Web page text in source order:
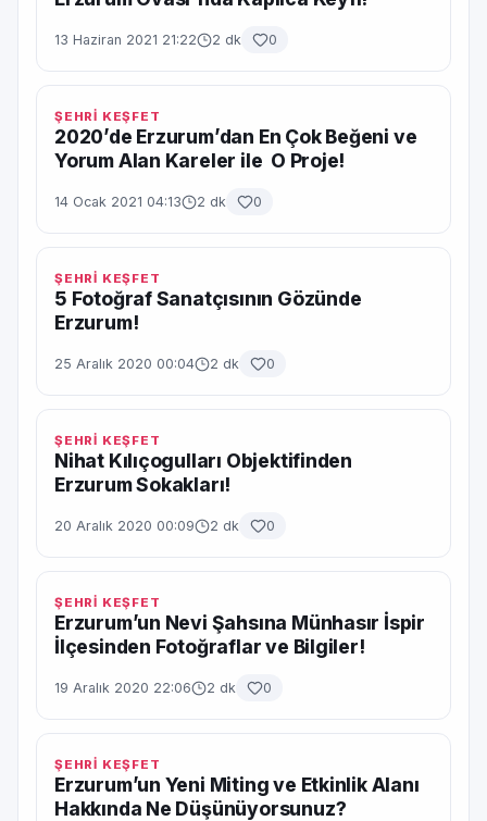
13 Haziran 2021 21:22 2 dk 0
ŞEHRİ KEŞFET
2020’de Erzurum’dan En Çok Beğeni ve
Yorum Alan Kareler ile O Proje!
14 Ocak 2021 04:13 2 dk 0
ŞEHRİ KEŞFET
5 Fotoğraf Sanatçısının Gözünde
Erzurum!
25 Aralık 2020 00:04 2 dk 0
ŞEHRİ KEŞFET
Nihat Kılıçogulları Objektifinden
Erzurum Sokakları!
20 Aralık 2020 00:09 2 dk 0
ŞEHRİ KEŞFET
Erzurum’un Nevi Şahsına Münhasır İspir
İlçesinden Fotoğraflar ve Bilgiler!
19 Aralık 2020 22:06 2 dk 0
ŞEHRİ KEŞFET
Erzurum’un Yeni Miting ve Etkinlik Alanı
Hakkında Ne Düşünüyorsunuz?